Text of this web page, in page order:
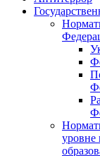
уровне